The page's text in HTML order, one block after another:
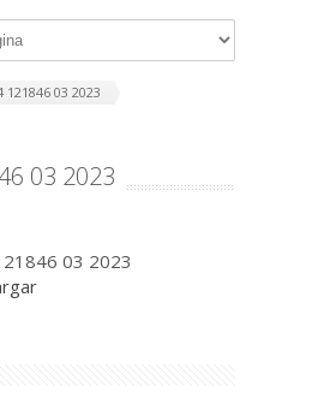
121846 03 2023
03 2023
03 2023